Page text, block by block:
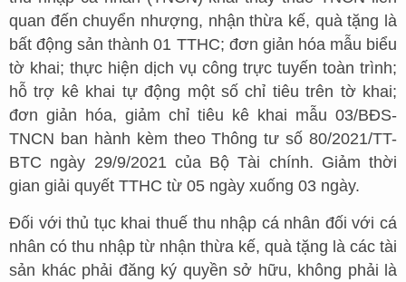
quan đến chuyển nhượng, nhận thừa kế, quà tặng là
bất động sản thành 01 TTHC; đơn giản hóa mẫu biểu
tờ khai; thực hiện dịch vụ công trực tuyến toàn trình;
hỗ trợ kê khai tự động một số chỉ tiêu trên tờ khai;
đơn giản hóa, giảm chỉ tiêu kê khai mẫu 03/BĐS-
TNCN ban hành kèm theo Thông tư số 80/2021/TT-
BTC ngày 29/9/2021 của Bộ Tài chính. Giảm thời
gian giải quyết TTHC từ 05 ngày xuống 03 ngày.
Đối với thủ tục khai thuế thu nhập cá nhân đối với cá
nhân có thu nhập từ nhận thừa kế, quà tặng là các tài
sản khác phải đăng ký quyền sở hữu, không phải là